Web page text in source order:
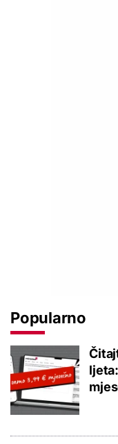
Popularno